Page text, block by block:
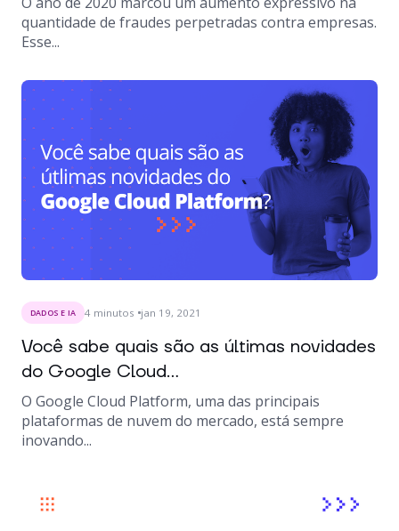
quantidade de fraudes perpetradas contra empresas.
Esse...
DADOS E IA 4 minutos jan 19, 2021
Você sabe quais são as últimas novidades
do Google Cloud...
O Google Cloud Platform, uma das principais
plataformas de nuvem do mercado, está sempre
inovando...